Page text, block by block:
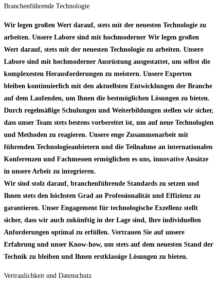
Branchenführende Technologie
Wir legen großen Wert darauf, stets mit der neuesten Technologie zu
arbeiten. Unsere Labore sind mit hochmoderner Wir legen großen
Wert darauf, stets mit der neuesten Technologie zu arbeiten. Unsere
Labore sind mit hochmoderner Ausrüstung ausgestattet, um selbst die
komplexesten Herausforderungen zu meistern. Unsere Experten
bleiben kontinuierlich mit den aktuellsten Entwicklungen der Branche
auf dem Laufenden, um Ihnen die bestmöglichen Lösungen zu bieten.
Durch regelmäßige Schulungen und Weiterbildungen stellen wir sicher,
dass unser Team stets bestens vorbereitet ist, um auf neue Technologien
und Methoden zu reagieren. Unsere enge Zusammenarbeit mit
führenden Technologieanbietern und die Teilnahme an internationalen
Konferenzen und Fachmessen ermöglichen es uns, innovative Ansätze
in unsere Arbeit zu integrieren.
Wir sind stolz darauf, branchenführende Standards zu setzen und
Ihnen stets den höchsten Grad an Professionalität und Effizienz zu
garantieren. Unser Engagement für technologische Exzellenz stellt
sicher, dass wir auch zukünftig in der Lage sind, Ihre individuellen
Anforderungen optimal zu erfüllen. Vertrauen Sie auf unsere
Erfahrung und unser Know-how, um stets auf dem neuesten Stand der
Technik zu bleiben und Ihnen erstklassige Lösungen zu bieten.
Vertraulichkeit und Datenschutz